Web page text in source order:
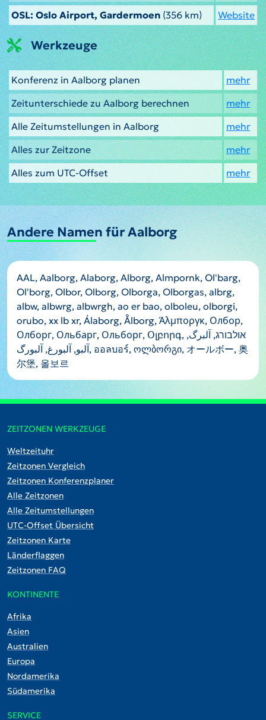
OSL: Oslo Airport, Gardermoen (356 km) Website
Werkzeuge
Konferenz in Aalborg planen
mehr
Zeitunterschiede zu Aalborg berechnen
mehr
Alle Zeitumstellungen in Aalborg
mehr
Alles zur Zeitzone
mehr
Alles zum UTC-Offset
mehr
Andere Namen für Aalborg
AAL, Aalborg, Alaborg, Alborg, Almpornk, Ol'barg,
Ol'borg, Olbor, Olborg, Olborga, Olborgas, albrg,
albw, albwrg, albwrgh, ao er bao, olboleu, olborgi,
orubo, xx lb xr, Álaborg, Ålborg, Άλμποργκ, Олбор,
Олборг, Ольбарг, Ольборг, Օլբորգ, אולבורג, آلبرگ,
آلبو, آلبورغ, آلبورگ, ออลบอร์, ოლბორგი, オールボー, 奥
尔堡, 올보르
ZEITZONEN WERKZEUGE
Weltzeituhr
Zeitzonen Vergleich
Zeitzonen Konferenzplaner
Alle Zeitzonen
Alle Zeitumstellungen
UTC-Offset Übersicht
Zeitzonen Karte
Länderflaggen
Zeitzonen FAQ
KONTINENTE
Afrika
Asien
Australien
Europa
Nordamerika
Südamerika
SERVICE